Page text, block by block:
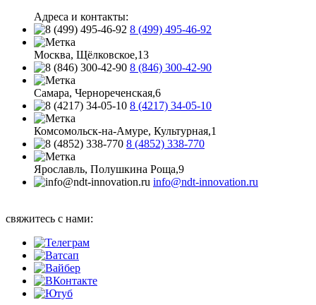
Адреса и контакты:
8 (499) 495-46-92
Москва, Щёлковское,13
8 (846) 300-42-90
Самара, Чернореченская,6
8 (4217) 34-05-10
Комсомольск-на-Амуре, Культурная,1
8 (4852) 338-770
Ярославль, Полушкина Роща,9
info@ndt-innovation.ru
свяжитесь с нами: